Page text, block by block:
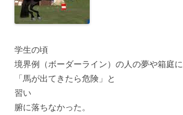
学生の頃
境界例（ボーダーライン）の人の夢や箱庭に
「馬が出てきたら危険」と
習い
腑に落ちなかった。